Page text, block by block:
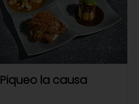
Piqueo la causa